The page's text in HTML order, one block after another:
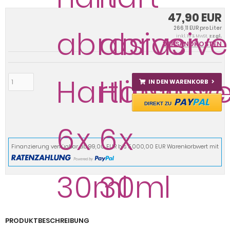
47,90 EUR
266,11 EUR pro Liter
inkl. 19 % MwSt. zzgl.
VERSANDKOSTEN
IN DEN WARENKORB
DIREKT ZU PAYPAL
Finanzierung verfügbar ab 99,00 EUR bis 5.000,00 EUR Warenkorbwert mit
PRODUKTBESCHREIBUNG